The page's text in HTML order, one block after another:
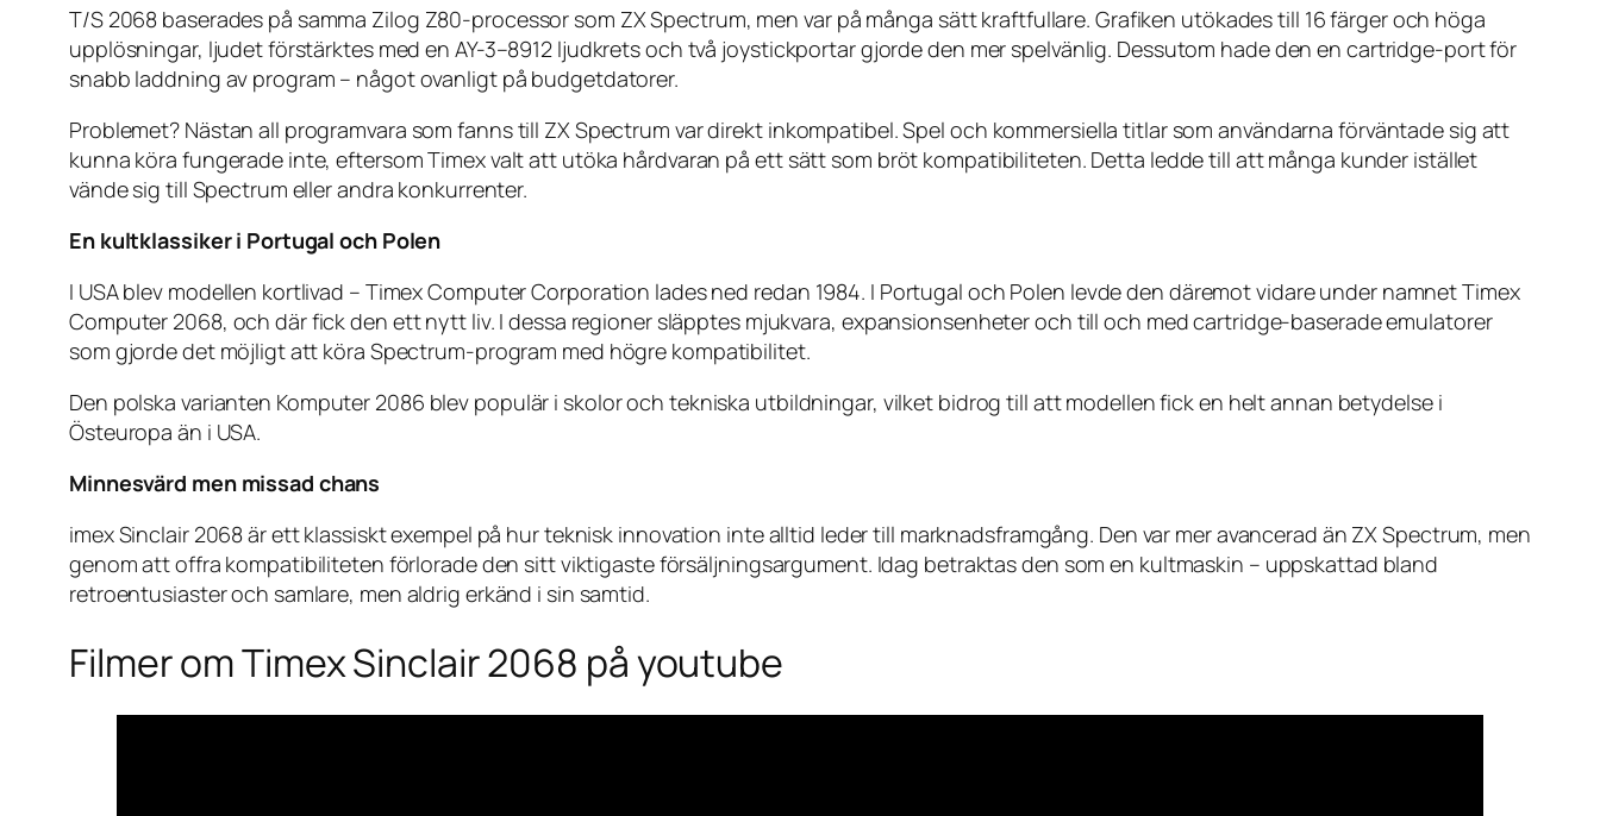
T/S 2068 baserades på samma Zilog Z80-processor som ZX Spectrum, men var på många sätt kraftfullare. Grafiken utökades till 16 färger och höga
upplösningar, ljudet förstärktes med en AY-3–8912 ljudkrets och två joystickportar gjorde den mer spelvänlig. Dessutom hade den en cartridge-port för
snabb laddning av program – något ovanligt på budgetdatorer.
Problemet? Nästan all programvara som fanns till ZX Spectrum var direkt inkompatibel. Spel och kommersiella titlar som användarna förväntade sig att
kunna köra fungerade inte, eftersom Timex valt att utöka hårdvaran på ett sätt som bröt kompatibiliteten. Detta ledde till att många kunder istället
vände sig till Spectrum eller andra konkurrenter.
En kultklassiker i Portugal och Polen
I USA blev modellen kortlivad – Timex Computer Corporation lades ned redan 1984. I Portugal och Polen levde den däremot vidare under namnet Timex
Computer 2068, och där fick den ett nytt liv. I dessa regioner släpptes mjukvara, expansionsenheter och till och med cartridge-baserade emulatorer
som gjorde det möjligt att köra Spectrum-program med högre kompatibilitet.
Den polska varianten Komputer 2086 blev populär i skolor och tekniska utbildningar, vilket bidrog till att modellen fick en helt annan betydelse i
Östeuropa än i USA.
Minnesvärd men missad chans
imex Sinclair 2068 är ett klassiskt exempel på hur teknisk innovation inte alltid leder till marknadsframgång. Den var mer avancerad än ZX Spectrum, men
genom att offra kompatibiliteten förlorade den sitt viktigaste försäljningsargument. Idag betraktas den som en kultmaskin – uppskattad bland
retroentusiaster och samlare, men aldrig erkänd i sin samtid.
Filmer om Timex Sinclair 2068 på youtube